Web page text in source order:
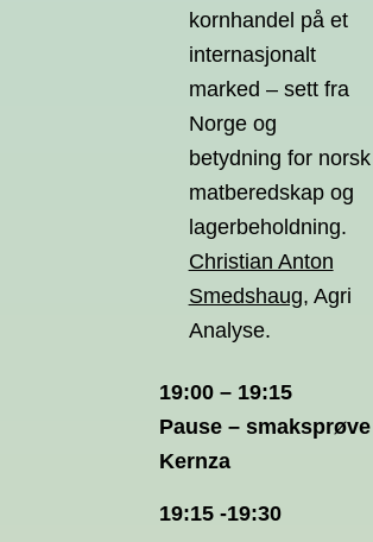
kornhandel på et
internasjonalt
marked – sett fra
Norge og
betydning for norsk
matberedskap og
lagerbeholdning.
Christian Anton
Smedshaug, Agri
Analyse.
19:00 – 19:15
Pause – smaksprøve
Kernza
19:15 -19:30